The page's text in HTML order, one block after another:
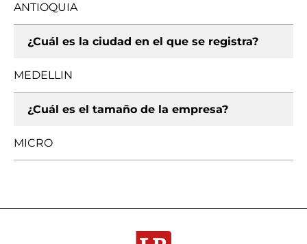
ANTIOQUIA
¿Cuál es la ciudad en el que se registra?
MEDELLIN
¿Cuál es el tamaño de la empresa?
MICRO